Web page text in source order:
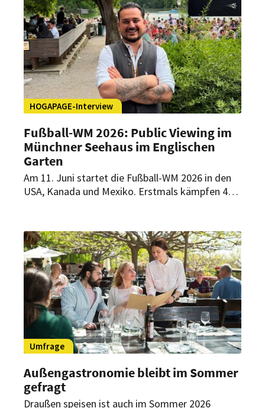
HOGAPAGE-Interview
Fußball-WM 2026: Public Viewing im
Münchner Seehaus im Englischen
Garten
Am 11. Juni startet die Fußball-WM 2026 in den
USA, Kanada und Mexiko. Erstmals kämpfen 48
Englischen Garten in München verfolgen.
Biergartenleiter Vaios Mpardas verrät im
Interview mit HOGAPAGE, was Gäste beim Public
Viewing erwartet, wie sein Team mit den späten
Anstoßzeiten umgeht und welche Prognose er
für das Turnier wagt.
Umfrage
Außengastronomie bleibt im Sommer
gefragt
Draußen speisen ist auch im Sommer 2026